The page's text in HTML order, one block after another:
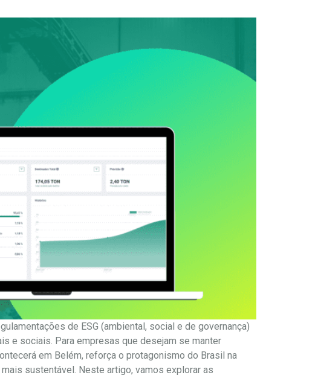
de ESG (ambiental, social e de governança)
e sociais. Para empresas que desejam se manter
em Belém, reforça o protagonismo do Brasil na
sustentável. Neste artigo, vamos explorar as